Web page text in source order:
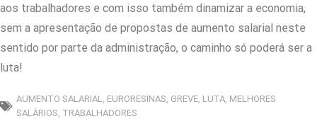
aos trabalhadores e com isso também dinamizar a economia,
sem a apresentação de propostas de aumento salarial neste
sentido por parte da administração, o caminho só poderá ser a
luta!
AUMENTO SALARIAL EURORESINAS GREVE LUTA MELHORES
SALÁRIOS TRABALHADORES